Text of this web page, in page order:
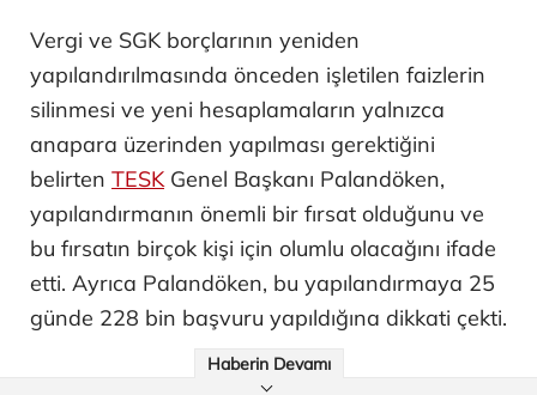
Vergi ve SGK borçlarının yeniden
yapılandırılmasında önceden işletilen faizlerin
silinmesi ve yeni hesaplamaların yalnızca
anapara üzerinden yapılması gerektiğini
belirten TESKGenel Başkanı Palandöken,
yapılandırmanın önemli bir fırsat olduğunu ve
bu fırsatın birçok kişi için olumlu olacağını ifade
etti. Ayrıca Palandöken, bu yapılandırmaya 25
günde 228 bin başvuru yapıldığına dikkati çekti.
Haberin Devamı